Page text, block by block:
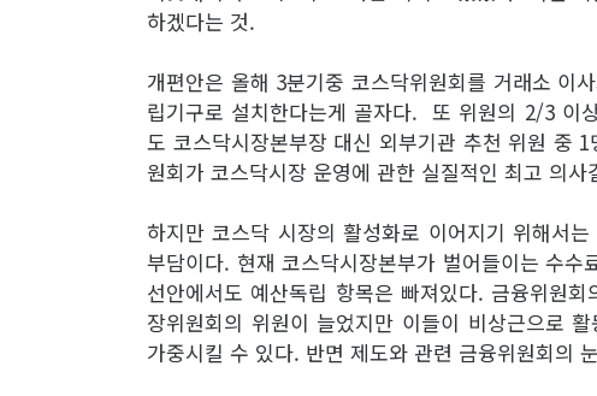
하겠다는 것.
개편안은 올해 3분기중 코스닥위원회를 거래소 이
립기구로 설치한다는게 골자다. 또 위원의 2/3 이
도 코스닥시장본부장 대신 외부기관 추천 위원 중
원회가 코스닥시장 운영에 관한 실질적인 최고 의
하지만 코스닥 시장의 활성화로 이어지기 위해서
부담이다. 현재 코스닥시장본부가 벌어들이는 수
선안에서도 예산독립 항목은 빠져있다. 금융위원
장위원회의 위원이 늘었지만 이들이 비상근으로
가중시킬 수 있다. 반면 제도와 관련 금융위원회의